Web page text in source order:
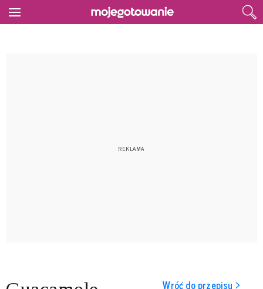
Wróć do przepisu >